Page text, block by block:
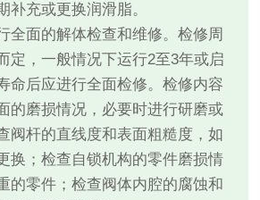
补充或更换润滑脂。
全面的解体检查和维修。检修周
定，一般情况下运行2至3年或启
命后应进行全面检修。检修内容
的磨损情况，必要时进行研磨或
阀杆的直线度和表面粗糙度，如
换；检查自锁机构的零件磨损情
的零件；检查阀体内腔的腐蚀和